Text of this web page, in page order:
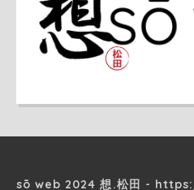
sō web 2024 想.松田 -